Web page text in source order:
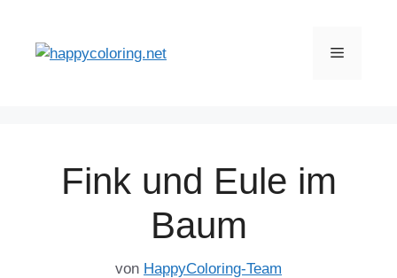
springen
Menü
Fink und Eule im
Baum
von HappyColoring-Team